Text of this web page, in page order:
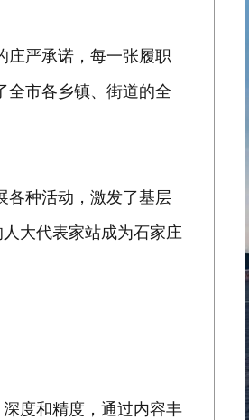
庄严承诺，每一张履职
市各乡镇、街道的全
各种活动，激发了基层
大代表家站成为石家庄
度和精度，通过内容丰